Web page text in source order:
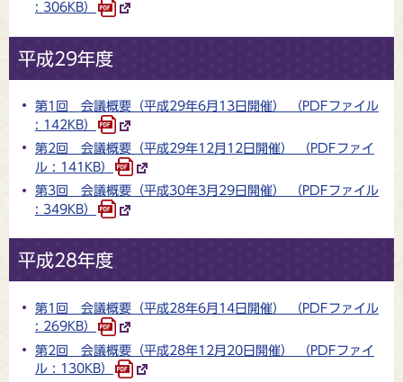
: 306KB）
平成29年度
第1回 会議概要（平成29年6月13日開催） （PDFファイル
: 142KB）
第2回 会議概要（平成29年12月12日開催） （PDFファイ
ル : 141KB）
第3回 会議概要（平成30年3月29日開催） （PDFファイル
: 349KB）
平成28年度
第1回 会議概要（平成28年6月14日開催） （PDFファイル
: 269KB）
第2回 会議概要（平成28年12月20日開催） （PDFファイ
ル : 130KB）